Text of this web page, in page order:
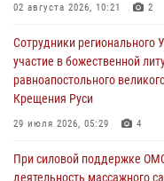
02 августа 2026, 10:21 2
Сотрудники регионального
участие в божественной
равноапостольного
Крещения Руси
29 июля 2026, 05:29 4
При силовой поддержке
деятельность массажного